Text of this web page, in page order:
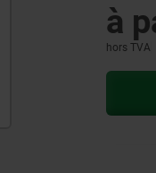
à
hors TVA